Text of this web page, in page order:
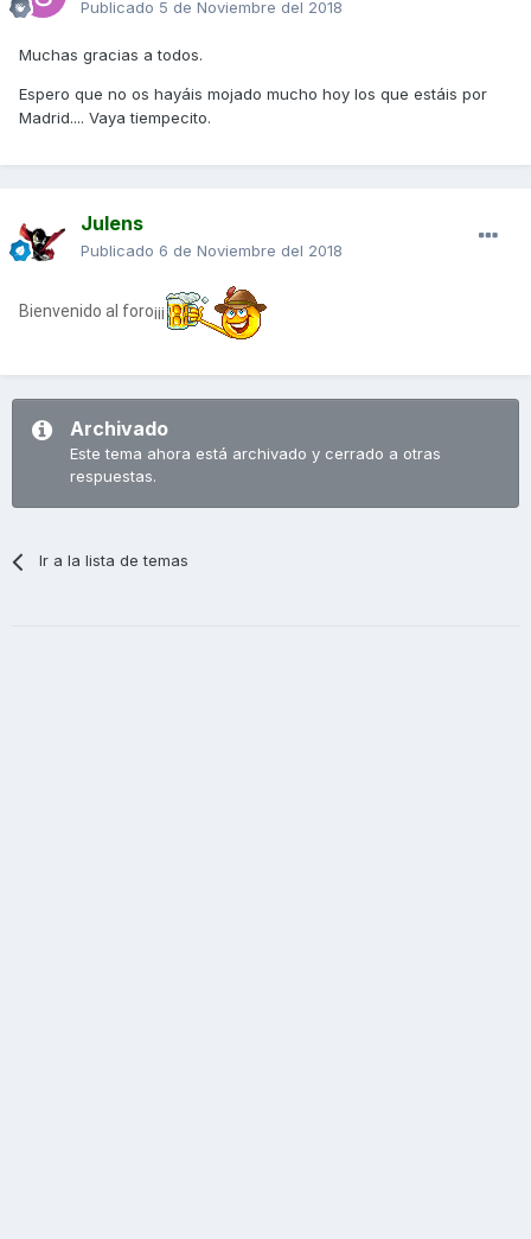
Publicado 5 de Noviembre del 2018
Muchas gracias a todos.
Espero que no os hayáis mojado mucho hoy los que estáis por
Madrid.... Vaya tiempecito.
Julens
Publicado 6 de Noviembre del 2018
Bienvenido al foro¡¡¡
Archivado
Este tema ahora está archivado y cerrado a otras
respuestas.
Ir a la lista de temas